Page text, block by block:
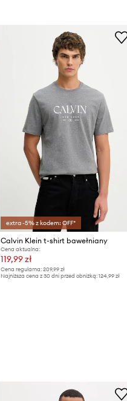
Tabela rozmiarów
extra -5% z kodem: OFF*
Calvin Klein t-shirt bawełniany
Cena aktualna:
119,99 zł
Cena regularna:209,99 zł
Najniższa cena z 30 dni przed obniżką:124,99 zł